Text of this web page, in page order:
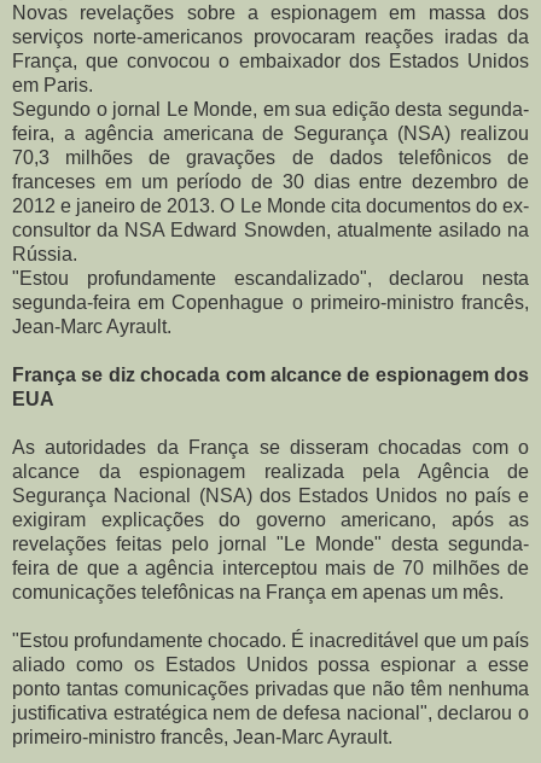
Novas revelações sobre a espionagem em massa dos
serviços norte-americanos provocaram reações iradas da
França, que convocou o embaixador dos Estados Unidos
em Paris.
Segundo o jornal Le Monde, em sua edição desta segunda-
feira, a agência americana de Segurança (NSA) realizou
70,3 milhões de gravações de dados telefônicos de
franceses em um período de 30 dias entre dezembro de
2012 e janeiro de 2013. O Le Monde cita documentos do ex-
consultor da NSA Edward Snowden, atualmente asilado na
Rússia.
"Estou profundamente escandalizado", declarou nesta
segunda-feira em Copenhague o primeiro-ministro francês,
Jean-Marc Ayrault.
França se diz chocada com alcance de espionagem dos
EUA
As autoridades da França se disseram chocadas com o
alcance da espionagem realizada pela Agência de
Segurança Nacional (NSA) dos Estados Unidos no país e
exigiram explicações do governo americano, após as
revelações feitas pelo jornal "Le Monde" desta segunda-
feira de que a agência interceptou mais de 70 milhões de
comunicações telefônicas na França em apenas um mês.
"Estou profundamente chocado. É inacreditável que um país
aliado como os Estados Unidos possa espionar a esse
ponto tantas comunicações privadas que não têm nenhuma
justificativa estratégica nem de defesa nacional", declarou o
primeiro-ministro francês, Jean-Marc Ayrault.